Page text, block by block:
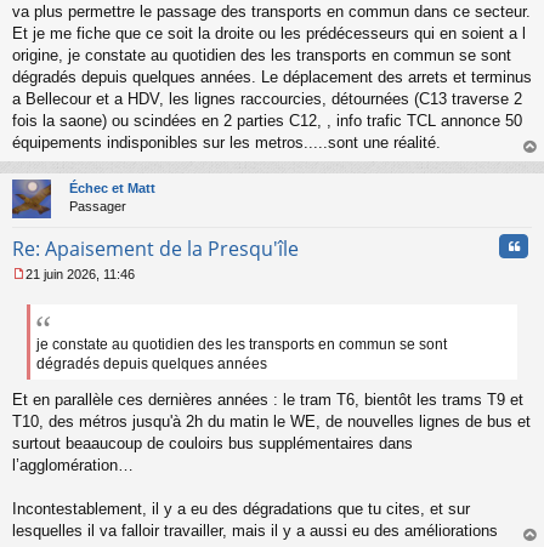
s
s
a
g
e
n
o
l
u
va plus permettre le passage des transports en commun dans ce secteur.
Et je me fiche que ce soit la droite ou les prédécesseurs qui en soient a l
origine, je constate au quotidien des les transports en commun se sont
dégradés depuis quelques années. Le déplacement des arrets et terminus
a Bellecour et a HDV, les lignes raccourcies, détournées (C13 traverse 2
fois la saone) ou scindées en 2 parties C12, , info trafic TCL annonce 50
équipements indisponibles sur les metros.....sont une réalité.
au
Échec et Matt
Passager
Re: Apaisement de la Presqu'île
e
g
e
n
n
l
21 juin 2026, 11:46
je constate au quotidien des les transports en commun se sont
dégradés depuis quelques années
Et en parallèle ces dernières années : le tram T6, bientôt les trams T9 et
T10, des métros jusqu'à 2h du matin le WE, de nouvelles lignes de bus et
surtout beaaucoup de couloirs bus supplémentaires dans
l’agglomération…
Incontestablement, il y a eu des dégradations que tu cites, et sur
lesquelles il va falloir travailler, mais il y a aussi eu des améliorations